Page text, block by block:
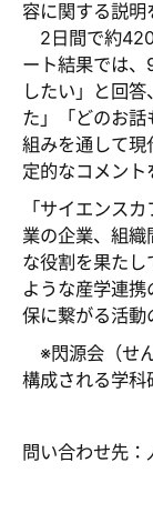
容に関する説明
2日間で約420
ート結果では
したい」と回
た」「どのお
組みを通して現
定的なコメント
「サイエンス
業の企業、組
な役割を果た
ような産学連
保に繋がる活動
※閃源会（せ
構成される学科
問い合わせ先